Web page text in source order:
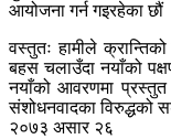
आयोजना गर्न गइरहेका छौं
वस्तुतः हामीले क्रान्तिको
बहस चलाउँदा नयाँको
नयाँको आवरणमा प्रस्तुत
संशोधनवादका विरुद्धको
२०७३ असार २६